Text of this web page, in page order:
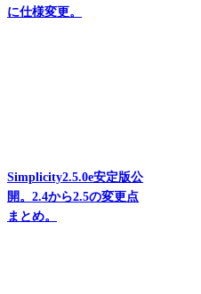
に仕様変更。
Simplicity2.5.0e安定版公
開。2.4から2.5の変更点
まとめ。